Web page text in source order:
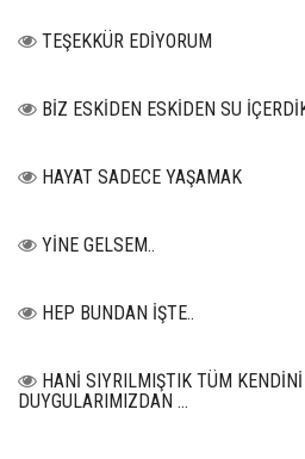
TEŞEKKÜR EDİYORUM
BİZ ESKİDEN ESKİDEN SU
HAYAT SADECE YAŞAMAK
YİNE GELSEM..
HEP BUNDAN İŞTE..
HANİ SIYRILMIŞTIK TÜM
DUYGULARIMIZDAN …